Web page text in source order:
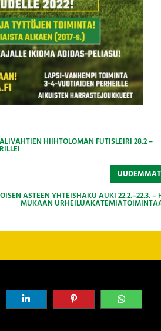
HIIHTOLOMAN FUTISLEIRI 28.2 –
ASTEEN YHTEISHAKU AUKI 22.2.–22.3. –
MUKAAN